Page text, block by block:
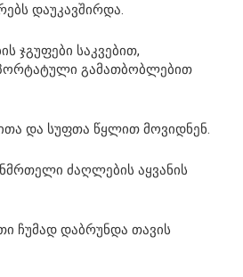
დაუკავშირდა.
ჯგუფები საკვებით,
გამათბობლებით
და სუფთა წყლით მოვიდნენ.
ძაღლების აყვანის
ჩუმად დაბრუნდა თავის